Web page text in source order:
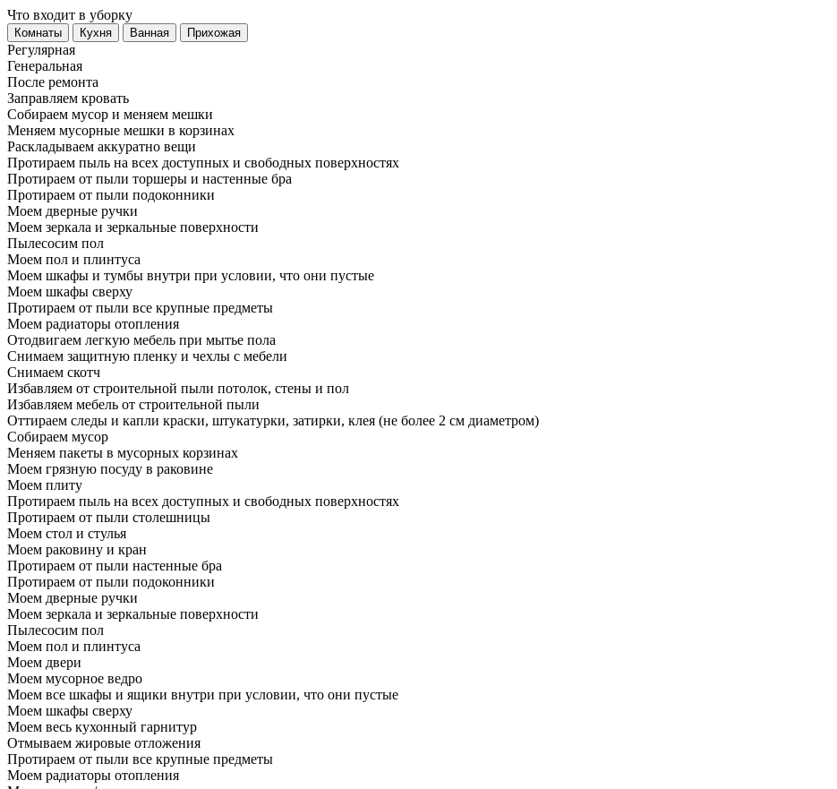
Что входит в уборку
Регу­лярная
Гене­ральная
После ремонта
Заправляем кровать
Собираем мусор и меняем мешки
Меняем мусорные мешки в корзинах
Раскладываем аккуратно вещи
Протираем пыль на всех доступных и свободных поверхностях
Протираем от пыли торшеры и настенные бра
Протираем от пыли подоконники
Моем дверные ручки
Моем зеркала и зеркальные поверхности
Пылесосим пол
Моем пол и плинтуса
Моем шкафы и тумбы внутри при условии, что они пустые
Моем шкафы сверху
Протираем от пыли все крупные предметы
Моем радиаторы отопления
Отодвигаем легкую мебель при мытье пола
Снимаем защитную пленку и чехлы с мебели
Снимаем скотч
Избавляем от строительной пыли потолок, стены и пол
Избавляем мебель от строительной пыли
Оттираем следы и капли краски, штукатурки, затирки, клея (не более 2 см диаметром)
Собираем мусор
Меняем пакеты в мусорных корзинах
Моем грязную посуду в раковине
Моем плиту
Протираем пыль на всех доступных и свободных поверхностях
Протираем от пыли столешницы
Моем стол и стулья
Моем раковину и кран
Протираем от пыли настенные бра
Протираем от пыли подоконники
Моем дверные ручки
Моем зеркала и зеркальные поверхности
Пылесосим пол
Моем пол и плинтуса
Моем двери
Моем мусорное ведро
Моем все шкафы и ящики внутри при условии, что они пустые
Моем шкафы сверху
Моем весь кухонный гарнитур
Отмываем жировые отложения
Протираем от пыли все крупные предметы
Моем радиаторы отопления